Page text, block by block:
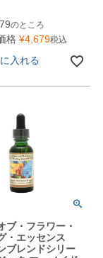
のところ
格 ¥4,679税込
入れる
ブ・フラワー・
・エッセンス
ブレンドシリー